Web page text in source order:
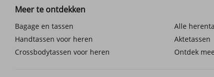
werkdagen, en levering binnen de EU vaak binnen 10 dagen.
Als u nieuwsgierig bent naar meer draagopties,
Meer te ontdekken
Bagage en tassen Alle
Handtassen voor heren
Aktetassen
Crossbodytassen voor heren
Ontdek